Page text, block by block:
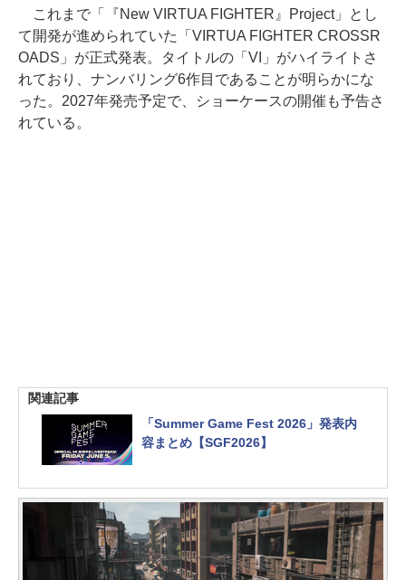
これまで「『New VIRTUA FIGHTER』Project」とし
て開発が進められていた「VIRTUA FIGHTER CROSSR
OADS」が正式発表。タイトルの「VI」がハイライトさ
れており、ナンバリング6作目であることが明らかにな
った。2027年発売予定で、ショーケースの開催も予告さ
れている。
関連記事
「Summer Game Fest 2026」発表内
容まとめ【SGF2026】